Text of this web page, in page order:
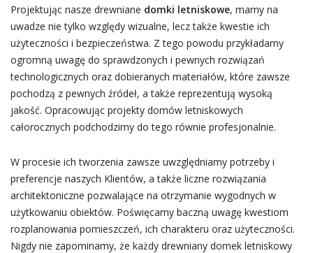
Projektując nasze drewniane domki letniskowe, mamy na
uwadze nie tylko względy wizualne, lecz także kwestie ich
użyteczności i bezpieczeństwa. Z tego powodu przykładamy
ogromną uwagę do sprawdzonych i pewnych rozwiązań
technologicznych oraz dobieranych materiałów, które zawsze
pochodzą z pewnych źródeł, a także reprezentują wysoką
jakość. Opracowując projekty domów letniskowych
całorocznych podchodzimy do tego równie profesjonalnie.
W procesie ich tworzenia zawsze uwzględniamy potrzeby i
preferencje naszych Klientów, a także liczne rozwiązania
architektoniczne pozwalające na otrzymanie wygodnych w
użytkowaniu obiektów. Poświęcamy baczną uwagę kwestiom
rozplanowania pomieszczeń, ich charakteru oraz użyteczności.
Nigdy nie zapominamy, że każdy drewniany domek letniskowy